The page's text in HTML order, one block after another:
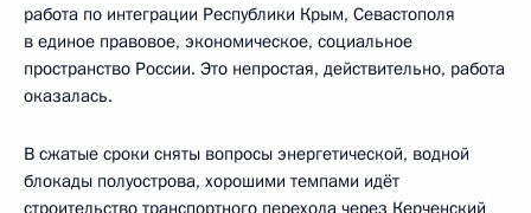
работа по интеграции Республики Крым, Севастополя
в единое правовое, экономическое, социальное
пространство России. Это непростая, действительно, работа
оказалась.
В сжатые сроки сняты вопросы энергетической, водной
блокады полуострова, хорошими темпами идёт
строительство транспортного перехода через Керченский